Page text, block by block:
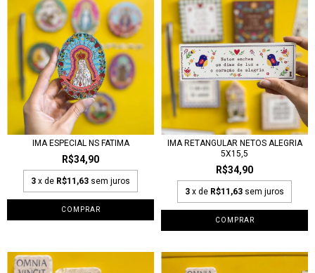
IMA ESPECIAL NS FATIMA
R$34,90
3 x de R$11,63 sem juros
IMA RETANGULAR NETOS ALEGRIA
5X15,5
R$34,90
3 x de R$11,63 sem juros